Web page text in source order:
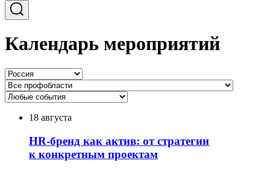
Календарь мероприятий
18 августа
HR-бренд как актив: от стратегии
к конкретным проектам